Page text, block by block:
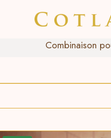
Combinaison